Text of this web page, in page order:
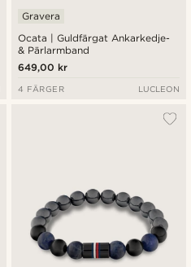
Ocata | Guldfärgat Ankarkedje-
& Pärlarmband
Gravera
649,00 kr
4 FÄRGER LUCLEON